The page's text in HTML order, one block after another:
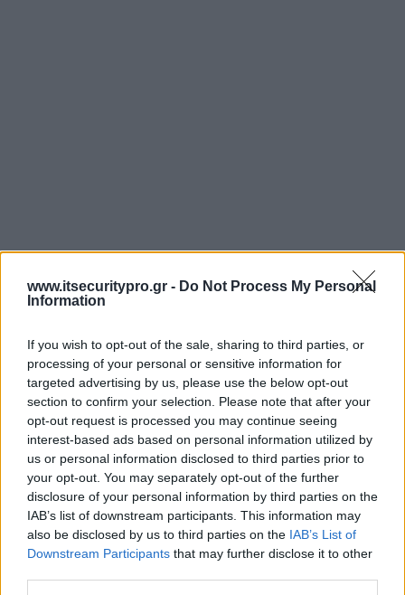
www.itsecuritypro.gr - Do Not Process My Personal
Information
If you wish to opt-out of the sale, sharing to third parties, or
processing of your personal or sensitive information for
targeted advertising by us, please use the below opt-out
section to confirm your selection. Please note that after your
opt-out request is processed you may continue seeing
interest-based ads based on personal information utilized by
us or personal information disclosed to third parties prior to
your opt-out. You may separately opt-out of the further
disclosure of your personal information by third parties on the
IAB’s list of downstream participants. This information may
also be disclosed by us to third parties on the IAB’s List of
Downstream Participants that may further disclose it to other